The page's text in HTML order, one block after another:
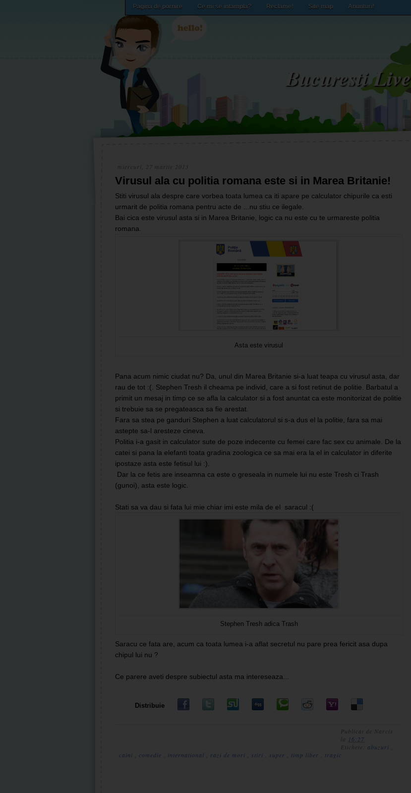
Pagina de pornire Ce mi se intampla? Reclame! Site map Anunturi!
Bucuresti Live
miercuri, 27 martie 2013
Virusul ala cu politia romana este si in Marea Britanie!
Stiti virusul ala despre care vorbea toata lumea ca iti apare pe calculator chipurile ca esti
urmarit de politia romana pentru acte de ...nu stiu ce ilegale.
Bai cica este virusul asta si in Marea Britanie, logic ca nu este cu te urmareste politia
romana.
Asta este virusul
Pana acum nimic ciudat nu? Da, unul din Marea Britanie si-a luat teapa cu virusul asta, dar
rau de tot :(. Stephen Tresh il cheama pe individ, care a si fost retinut de politie. Barbatul a
primit un mesaj in timp ce se afla la calculator si a fost anuntat ca este monitorizat de politie
si trebuie sa se pregateasca sa fie arestat.
Fara sa stea pe ganduri Stephen a luat calculatorul si s-a dus el la politie, fara sa mai
astepte sa-l aresteze cineva.
Politia i-a gasit in calculator sute de poze indecente cu femei care fac sex cu animale. De la
catei si pana la elefanti toata gradina zoologica ce sa mai era la el in calculator in diferite
ipostaze asta este fetisul lui :).
Dar la ce fetis are inseamna ca este o greseala in numele lui nu este Tresh ci Trash
(gunoi), asta este logic.
Stati sa va dau si fata lui mie chiar imi este mila de el saracul :(
Stephen Tresh adica Trash
Saracu ce fata are, acum ca toata lumea i-a aflat secretul nu pare prea fericit asa dupa
chipul lui nu ?
Ce parere aveti despre subiectul asta ma intereseaza...
Distribuie
Publicat de
Narcis
la
16:27
Etichete: abuzuri
caini
comedie international razi de mori stiri super timp liber tragic